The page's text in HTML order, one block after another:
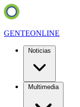
GENTEONLINE
Noticias
Multimedia